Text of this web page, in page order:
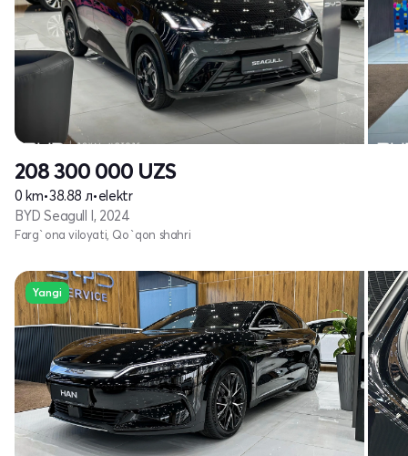
208 300 000 UZS
0 km•38.88 л•elektr
BYD Seagull I, 2024
Farg`ona viloyati, Qo`qon shahri
Yangi